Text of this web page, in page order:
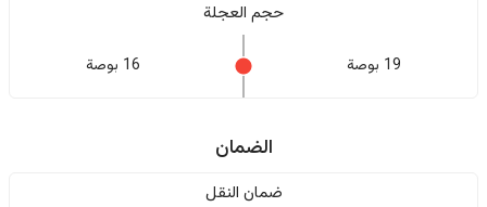
حجم العجلة
19 بوصة 16 بوصة
الضمان
ضمان النقل